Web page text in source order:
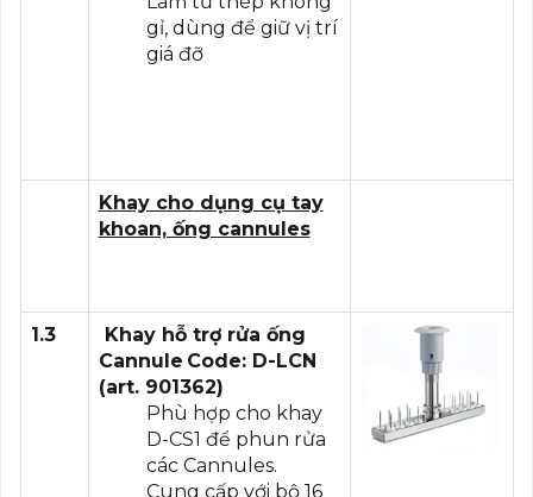
gỉ, dùng để giữ vị trí
giá đỡ
Khay cho dụng cụ tay
khoan, ống cannules
1.3
Khay hỗ trợ rửa ống
Cannule Code: D-LCN
(art. 901362)
Phù hợp cho khay
D-CS1 để phun rửa
các Cannules.
Cung cấp với bộ 16